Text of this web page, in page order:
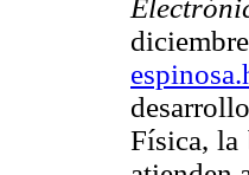
Física, la